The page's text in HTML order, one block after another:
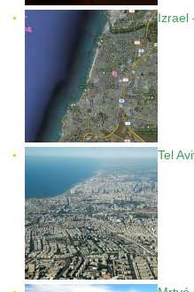
Izrael
Tel